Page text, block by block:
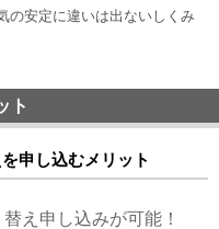
の安定に違いは出ないしくみ
ト
申し込むメリット
え申し込みが可能！